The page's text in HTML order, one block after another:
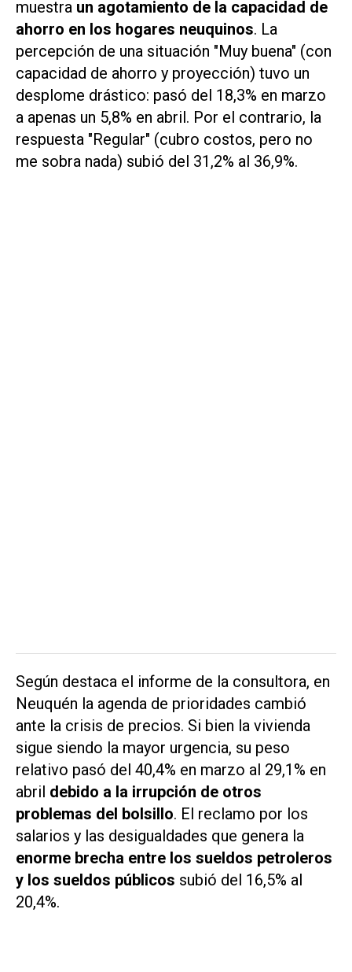
muestra un agotamiento de la capacidad de
ahorro en los hogares neuquinos. La
percepción de una situación "Muy buena" (con
capacidad de ahorro y proyección) tuvo un
desplome drástico: pasó del 18,3% en marzo
a apenas un 5,8% en abril. Por el contrario, la
respuesta "Regular" (cubro costos, pero no
me sobra nada) subió del 31,2% al 36,9%.
Según destaca el informe de la consultora, en
Neuquén la agenda de prioridades cambió
ante la crisis de precios. Si bien la vivienda
sigue siendo la mayor urgencia, su peso
relativo pasó del 40,4% en marzo al 29,1% en
abril debido a la irrupción de otros
problemas del bolsillo. El reclamo por los
salarios y las desigualdades que genera la
enorme brecha entre los sueldos petroleros
y los sueldos públicos subió del 16,5% al
20,4%.